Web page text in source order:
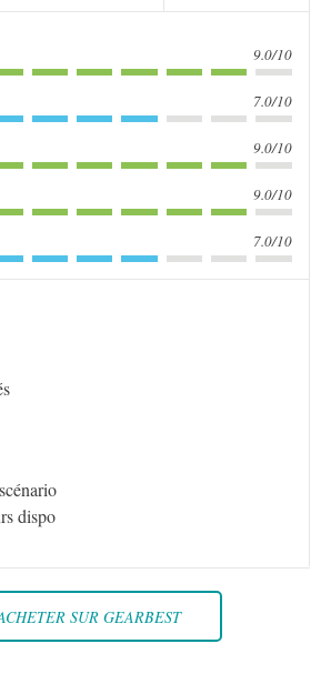
9.0/10
7.0/10
9.0/10
9.0/10
7.0/10
dispo
SUR GEARBEST